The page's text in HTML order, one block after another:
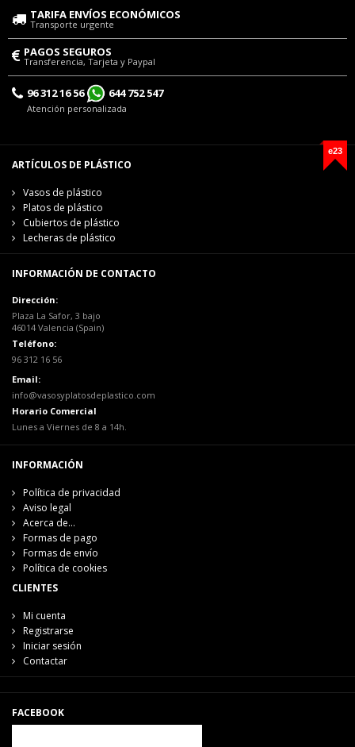
TARIFA ENVÍOS ECONÓMICOS
Transporte urgente
PAGOS SEGUROS
Transferencia, Tarjeta y Paypal
96 312 16 56 644 752 547
Atención personalizada
e23
ARTÍCULOS DE PLÁSTICO
Vasos de plástico
Platos de plástico
Cubiertos de plástico
Lecheras de plástico
INFORMACIÓN DE CONTACTO
Dirección:
Plaza La Safor, 3 bajo
46014 Valencia (Spain)
Teléfono:
96 312 16 56
Email:
info@vasosyplatosdeplastico.com
Horario Comercial
Lunes a Viernes de 8 a 14h.
INFORMACIÓN
Política de privacidad
Aviso legal
Acerca de...
Formas de pago
Formas de envío
Política de cookies
CLIENTES
Mi cuenta
Registrarse
Iniciar sesión
Contactar
FACEBOOK